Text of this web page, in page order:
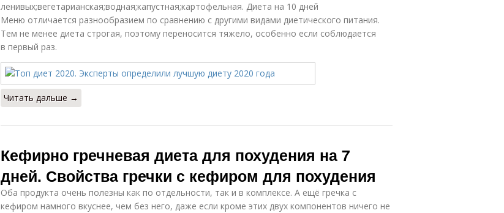
ленивых;вегетарианская;водная;капустная;картофельная. Диета на 10 дней
Меню отличается разнообразием по сравнению с другими видами диетического питания.
Тем не менее диета строгая, поэтому переносится тяжело, особенно если соблюдается
в первый раз.
Читать дальше →
Кефирно гречневая диета для похудения на 7
дней. Свойства гречки с кефиром для похудения
Оба продукта очень полезны как по отдельности, так и в комплексе. А ещё гречка с
кефиром намного вкуснее, чем без него, даже если кроме этих двух компонентов ничего не